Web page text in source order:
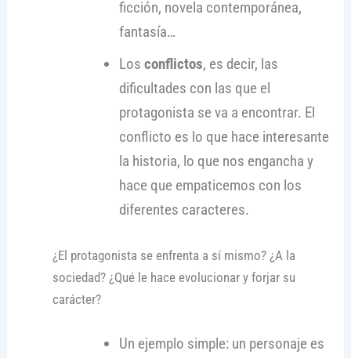
ficción, novela contemporánea,
fantasía…
Losconflictos, es decir, las
dificultades con las que el
protagonista se va a encontrar. El
conflicto es lo que hace interesante
la historia, lo que nos engancha y
hace que empaticemos con los
diferentes caracteres.
¿El protagonista se enfrenta a sí mismo? ¿A la
sociedad? ¿Qué le hace evolucionar y forjar su
carácter?
Un ejemplo simple: un personaje es